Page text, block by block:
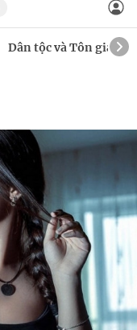
Dân tộc và Tôn giáo